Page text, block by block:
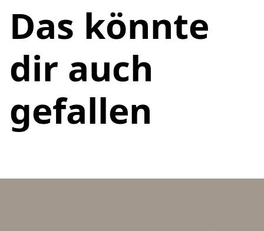
Das könnte
dir auch
gefallen